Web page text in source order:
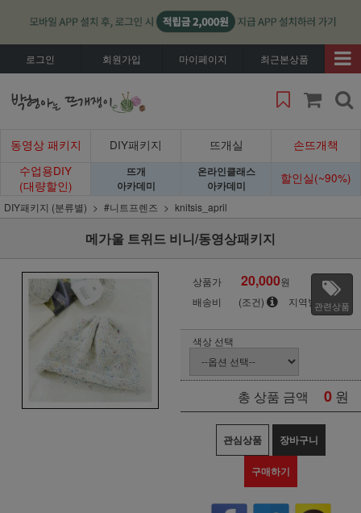
로그인 회원가입 마이페이지 최근본상품
동영상 패키지 DIY패키지 뜨개실
손뜨개책
수업용DIY
(대량할인)
뜨개
아카데미
온라인클래스
아카데미
할인실(~90%)
DIY패키지 (분류별) #니트프렌즈 knitsis_april
메가울 트위드 비니/동영상패키지
상품가 20,000원
배송비
(조건) 지역별관련상품
색상 선택
총 상품 금액 0 원
관심상품 장바구니
구매하기